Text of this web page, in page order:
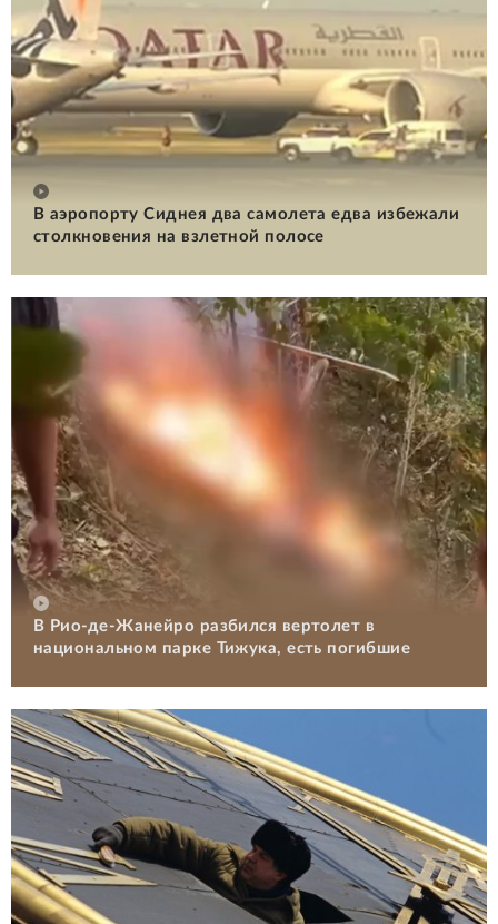
В аэропорту Сиднея два самолета едва избежали
столкновения на взлетной полосе
В Рио-де-Жанейро разбился вертолет в
национальном парке Тижука, есть погибшие